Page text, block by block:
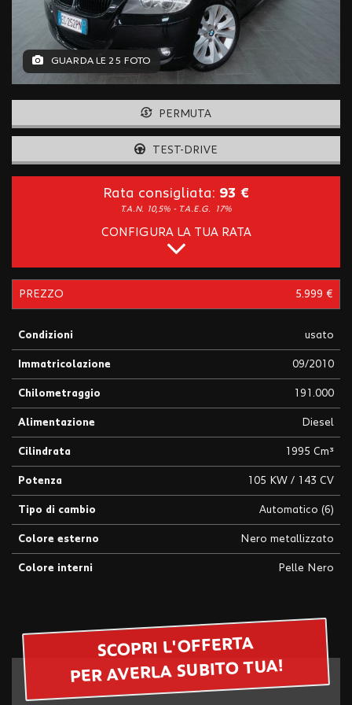
GUARDA LE 25 FOTO
PERMUTA
TEST-DRIVE
Rata consigliata: 93 €
T.A.N. 10,5% - T.A.E.G. 17%
CONFIGURA LA TUA RATA
PREZZO 5.999 €
Condizioni usato
Immatricolazione 09/2010
Chilometraggio 191.000
Alimentazione Diesel
Cilindrata 1995 Cm³
Potenza 105 KW / 143 CV
Tipo di cambio Automatico (6)
Colore esterno Nero metallizzato
Colore interni Pelle Nero
SCOPRI L'OFFERTA
PER AVERLA SUBITO TUA!
tracciamento
adottiamo
per
offrire
le
funzionalità
svolgere
attività
di
sull'utilità
funzionamento
di
questi
di
rimanda
cookie
policy.
Puoi
rivedere
e
modificare
le
qualsiasi
momento.